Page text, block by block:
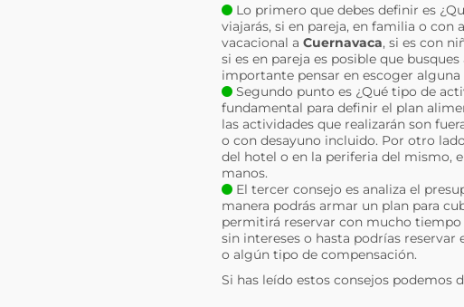
Lo primero que debes definir es
viajarás, si en pareja, en familia o
vacacional a Cuernavaca, si es con
si es en pareja es posible que
importante pensar en escoger
Segundo punto es ¿Qué tipo de
fundamental para definir el plan
las actividades que realizarán son
o con desayuno incluido. Por otro
del hotel o en la periferia del mismo,
manos.
El tercer consejo es analiza el
manera podrás armar un plan para
permitirá reservar con mucho
sin intereses o hasta podrías reservar
o algún tipo de compensación.
Si has leído estos consejos podemos